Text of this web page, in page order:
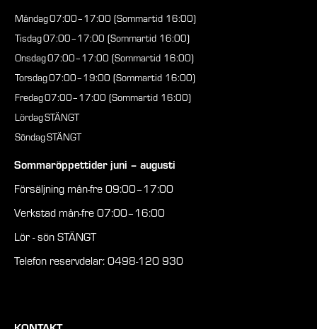
Måndag07:00–17:00 (Sommartid 16:00)
Tisdag07:00–17:00 (Sommartid 16:00)
Onsdag07:00–17:00 (Sommartid 16:00)
Torsdag07:00–19:00 (Sommartid 16:00)
Fredag07:00–17:00 (Sommartid 16:00)
LördagSTÄNGT
SöndagSTÄNGT
Sommaröppettider juni – augusti
Försäljning mån-fre 09:00–17:00
Verkstad mån-fre 07:00–16:00
Lör - sön STÄNGT
Telefon reservdelar: 0498-120 930